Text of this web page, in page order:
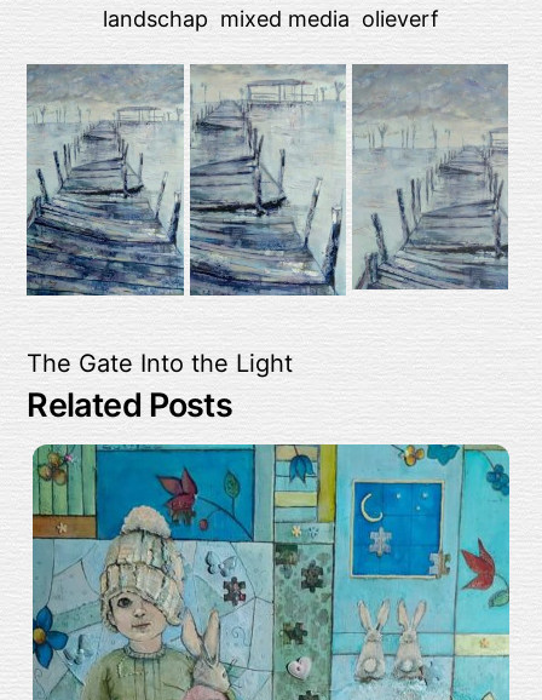
landschap, mixed media,olieverf
The Gate Into the Light
Related Posts